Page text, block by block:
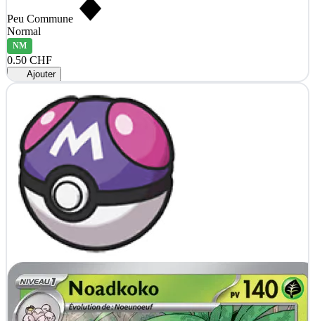
Peu Commune
Normal
NM
0.50 CHF
Ajouter